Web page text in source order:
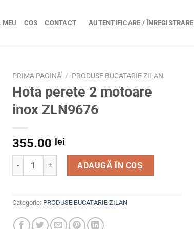
MEU COS CONTACT AUTENTIFICARE / ÎNREGISTRARE
PRIMA PAGINĂ / PRODUSE BUCATARIE ZILAN
Hota perete 2 motoare
inox ZLN9676
355.00 lei
Cantitate Hota perete 2 motoare inox ZLN9676
ADAUGĂ ÎN COȘ
Categorie: PRODUSE BUCATARIE ZILAN